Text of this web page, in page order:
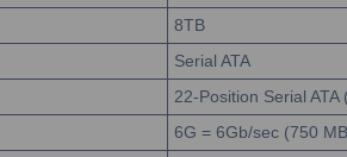
8TB
Serial ATA
22-Position Serial ATA
6G = 6Gb/sec (750